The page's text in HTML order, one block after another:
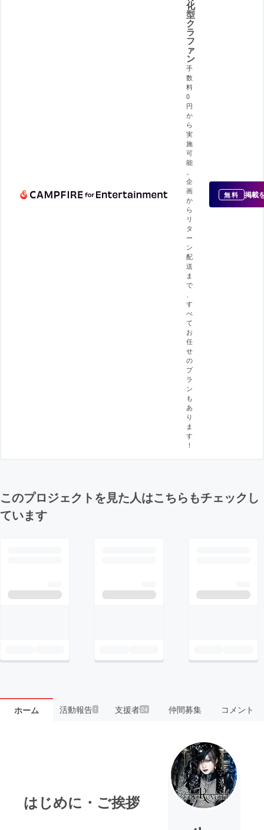
化
型
ク
ラ
フ
ァ
ン
手
数
料
0
円
か
ら
実
施
可
能
。
企
画
か
ら
リ
タ
ー
ン
配
送
ま
で
、
す
べ
て
お
任
せ
の
プ
ラ
ン
も
あ
り
ま
す
！
無料 掲載
このプロジェクトを見た人はこちらもチェックし
ています
ホーム 活動報告1 支援者24 仲間募集 コメント
はじめに・ご挨拶